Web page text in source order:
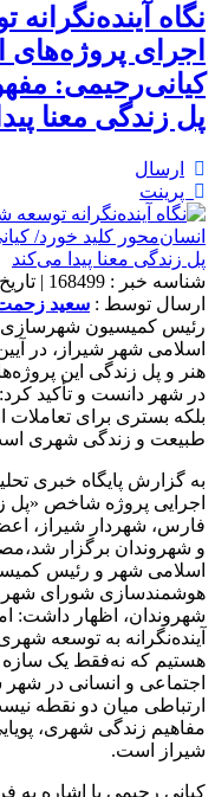
نگاه
اجرای
کیانی‌رحیمی:
پل زندگی معنا
ارسال
پرینت
ارسال توسط : سعید
رئیس کمیسیون
اسلامی شهر شیراز، در
هنر و پل زندگی این
در شهر دانست و تأکید
بلکه بستری برای تعاملات
طبیعت و زندگی شهری
به گزارش پایگاه خبری
اجرایی پروژه شاخص «پل
فارس، شهردار شیراز،
و شهروندان برگزار
اسلامی شهر و رئیس
هوشمندسازی شورای شهر
شهروندان، اظهار داشت:
آینده‌نگرانه به توسعه
هستیم که نه‌فقط یک سازه
اجتماعی و انسانی در
ارتباطی میان دو نقطه
مفاهیم زندگی شهری،
شیراز است.
کیانی رحیمی با اشاره به